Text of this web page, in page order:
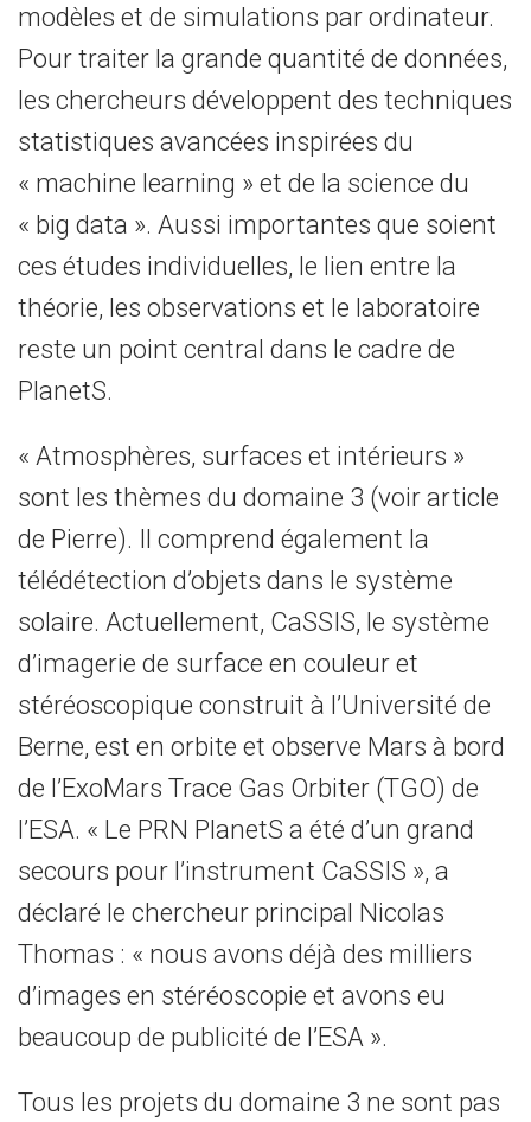
modèles et de simulations par ordinateur.
Pour traiter la grande quantité de données,
les chercheurs développent des techniques
statistiques avancées inspirées du
« machine learning » et de la science du
« big data ». Aussi importantes que soient
ces études individuelles, le lien entre la
théorie, les observations et le laboratoire
reste un point central dans le cadre de
PlanetS.
« Atmosphères, surfaces et intérieurs »
sont les thèmes du domaine 3 (voir article
de Pierre). Il comprend également la
télédétection d’objets dans le système
solaire. Actuellement, CaSSIS, le système
d’imagerie de surface en couleur et
stéréoscopique construit à l’Université de
Berne, est en orbite et observe Mars à bord
de l’ExoMars Trace Gas Orbiter (TGO) de
l’ESA. « Le PRN PlanetS a été d’un grand
secours pour l’instrument CaSSIS », a
déclaré le chercheur principal Nicolas
Thomas : « nous avons déjà des milliers
d’images en stéréoscopie et avons eu
beaucoup de publicité de l’ESA ».
Tous les projets du domaine 3 ne sont pas